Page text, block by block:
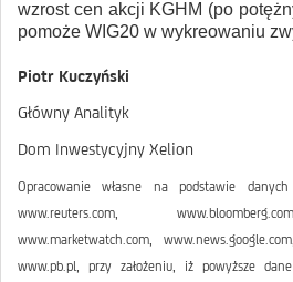
wzrost cen akcji KGHM (po
pomoże WIG20 w wykreowaniu
Piotr Kuczyński
Główny Analityk
Dom Inwestycyjny Xelion
Opracowanie własne na podstawie
www.reuters.com,
www.marketwatch.com,
www.pb.pl, przy założeniu, iż powyższe